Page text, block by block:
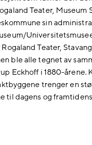
Teater, Museum
sin
Teater,
ble alle tegnet av
Eckhoff i 1880-årene.
trenger en
til dagens og